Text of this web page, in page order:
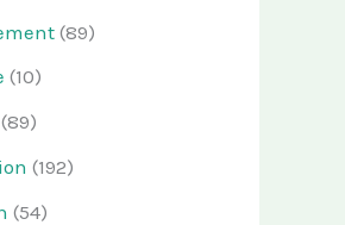
(89)
(10)
(89)
(192)
(54)